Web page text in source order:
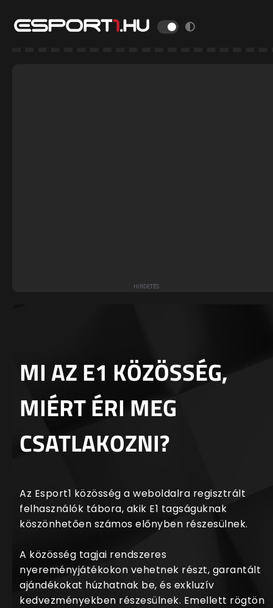
MI AZ E1 KÖZÖSSÉG,
MIÉRT ÉRI MEG
CSATLAKOZNI?
Az Esport1 közösség a weboldalra regisztrált
felhasználók tábora, akik E1 tagságuknak
köszönhetően számos előnyben részesülnek.
A közösség tagjai rendszeres
nyereményjátékokon vehetnek részt, garantált
ajándékokat húzhatnak be, és exkluzív
kedvezményekben részesülnek. Emellett rögtön